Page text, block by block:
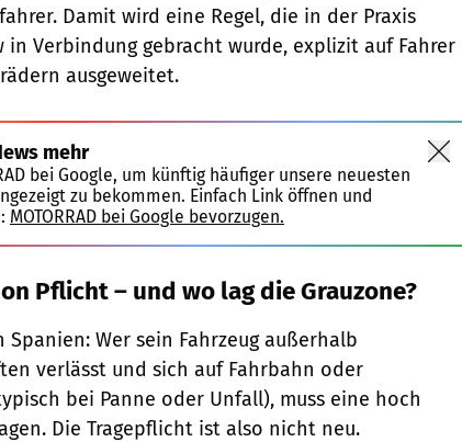
Damit wird eine Regel, die in der Praxis
in Verbindung gebracht wurde, explizit auf Fahrer
ausgeweitet.
mehr
bei Google, um künftig häufiger unsere neuesten
zu bekommen. Einfach Link öffnen und
MOTORRAD bei Google bevorzugen.
Pflicht – und wo lag die Grauzone?
Wer sein Fahrzeug außerhalb
verlässt und sich auf Fahrbahn oder
bei Panne oder Unfall), muss eine hoch
Die Tragepflicht ist also nicht neu.